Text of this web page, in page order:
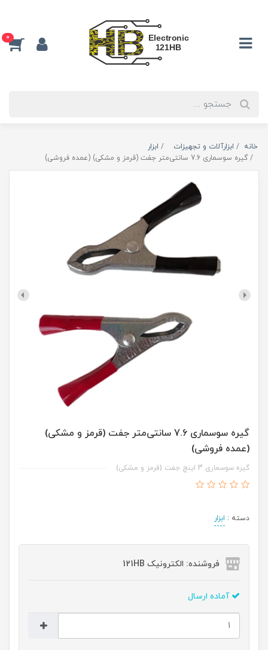
0
خانه ابزارآلات و تجهیزات
ابزار
گیره سوسماری 7.6 سانتی‌متر جفت (قرمز و مشکی) (عمده فروشی)
گیره سوسماری 7.6 سانتی‌متر جفت (قرمز و مشکی)
(عمده فروشی)
گیره سوسماری 3 اینچ جفت (قرمز و مشکی)
دسته : ابزار
فروشنده: الکترونیک 121HB
آماده ارسال